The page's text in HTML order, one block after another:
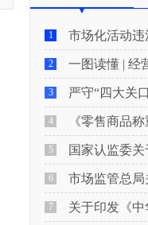
1 市场化活动违法违
2 一图读懂 | 经营主
3 严守“四大关口” 当好食品安
4 《零售商品称重计量监
5 国家认监委关于明确电动晾
6 市场监管总局关于发布《电子计价
7 关于印发《中华人民共和国实行能源效率